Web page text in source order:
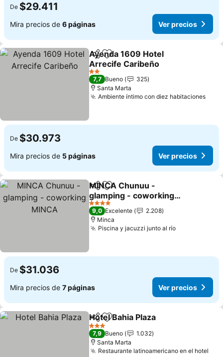
De $29.411
Mira precios de 6 páginas Ver precios
CompartirAgregar a favoritos
Ayenda 1609 Hotel
Arrecife Caribeño
2 Estrellas
7,7 Bueno
325
Santa Marta
Ambiente íntimo con diez habitaciones
De $30.973
Mira precios de 5 páginas Ver precios
CompartirAgregar a favoritos
MINCA Chunuu -
glamping - coworking
MINCA
4 Estrellas
9,0 Excelente
2.208
Minca
Piscina y jacuzzi junto al río
De $31.036
Mira precios de 7 páginas Ver precios
CompartirAgregar a favoritos
Hotel Bahia Plaza
3 Estrellas
7,9 Bueno
1.032
Santa Marta
Restaurante latinoamericano en el hotel